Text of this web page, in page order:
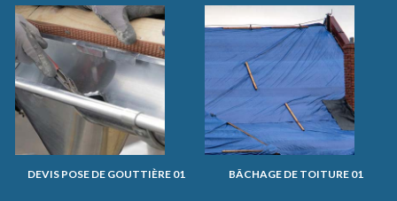
DEVIS POSE DE GOUTTIÈRE 01 BÂCHAGE DE TOITURE 01